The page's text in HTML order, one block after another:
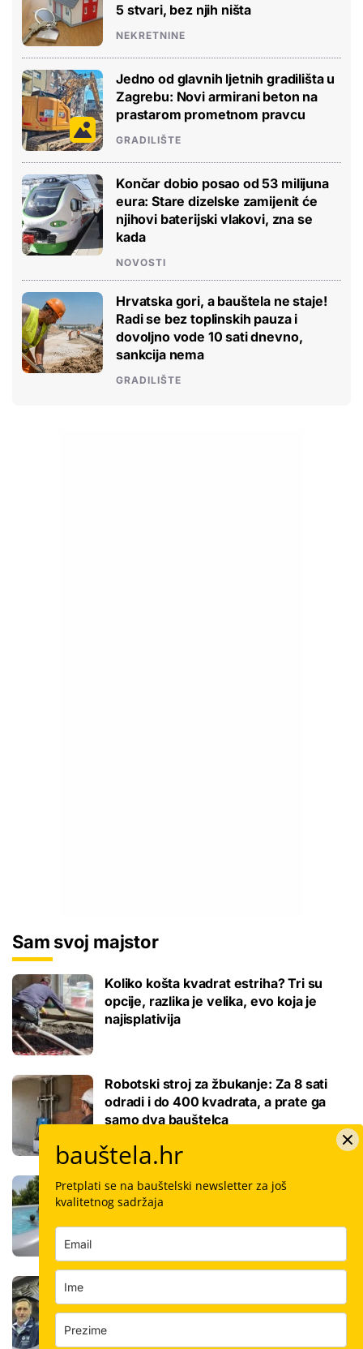
5 stvari, bez njih ništa
NEKRETNINE
Jedno od glavnih ljetnih gradilišta u
Zagrebu: Novi armirani beton na
prastarom prometnom pravcu
GRADILIŠTE
Končar dobio posao od 53 milijuna
eura: Stare dizelske zamijenit će
njihovi baterijski vlakovi, zna se
kada
NOVOSTI
Hrvatska gori, a bauštela ne staje!
Radi se bez toplinskih pauza i
dovoljno vode 10 sati dnevno,
sankcija nema
GRADILIŠTE
Sam svoj majstor
Koliko košta kvadrat estriha? Tri su
opcije, razlika je velika, evo koja je
najisplativija
Robotski stroj za žbukanje: Za 8 sati
odradi i do 400 kvadrata, a prate ga
samo dva bauštelca
Stigla nova generacija kućnih bazena!
Po rubu možete hodati, a od kutije do
pločica: Cijenu određuju površina,
bauštela.hr
Pretplati se na bauštelski newsletter za još
kvalitetnog sadržaja